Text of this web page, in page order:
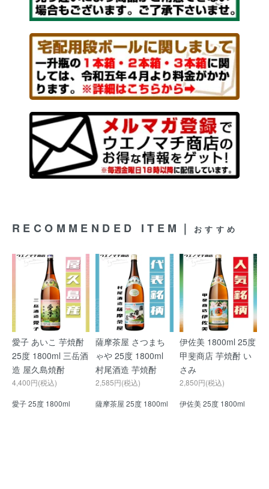
RECOMMENDED ITEM｜ おすすめ
愛子 あいこ 芋焼酎
25度 1800ml 三岳酒
造 屋久島焼酎
4,400円(税込)
愛子 25度 1800ml
薩摩茶屋 さつまち
ゃや 25度 1800ml
村尾酒造 芋焼酎
2,585円(税込)
薩摩茶屋 25度 1800ml
伊佐美 1800ml 25度
甲斐商店 芋焼酎 い
さみ
2,850円(税込)
伊佐美 25度 1800ml